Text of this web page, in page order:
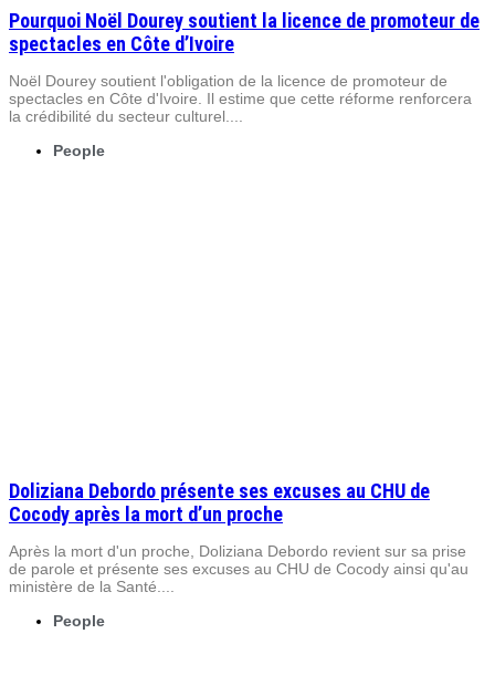
Pourquoi Noël Dourey soutient la licence de promoteur de
spectacles en Côte d’Ivoire
Noël Dourey soutient l'obligation de la licence de promoteur de
spectacles en Côte d'Ivoire. Il estime que cette réforme renforcera
la crédibilité du secteur culturel....
People
Doliziana Debordo présente ses excuses au CHU de
Cocody après la mort d’un proche
Après la mort d'un proche, Doliziana Debordo revient sur sa prise
de parole et présente ses excuses au CHU de Cocody ainsi qu'au
ministère de la Santé....
People